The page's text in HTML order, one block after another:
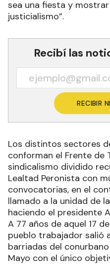
sea una fiesta y
justicialismo”.
Recibí las
RECIBIR
Los distintos sectores
conforman el Frente de
sindicalismo dividido
Lealtad Peronista con
convocatorias, en el
llamado a la unidad de
haciendo el presidente
A 77 años de aquel 17
pueblo trabajador salió
barriadas del
Mayo con el único